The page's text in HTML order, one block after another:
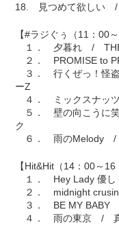
18. 見つめて欲しい /
【#ラジぐぅ（11：00
１． 夕暮れ / THE
２． PROMISE to
３． 行くぜっ！怪
ーZ
４． ミックスナッ
５． 壁の向こうに
ク
６． 雨のMelody /
【Hit&Hit（14：00～16
１． Hey Lady 優
２． midnight
３． BE MY BABY
４． 雨の東京 /